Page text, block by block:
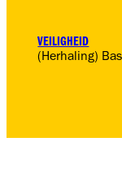
VEILIGHEID
(Herhaling)